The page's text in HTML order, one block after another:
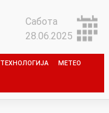
Сабота
28.06.2025
ТЕХНОЛОГИЈА МЕТЕО